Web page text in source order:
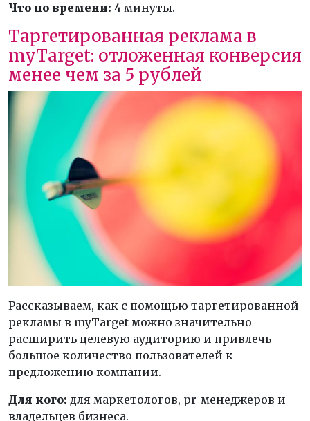
Что по времени: 4 минуты.
Таргетированная реклама в
myTarget: отложенная конверсия
менее чем за 5 рублей
Рассказываем, как с помощью таргетированной
рекламы в myTarget можно значительно
расширить целевую аудиторию и привлечь
большое количество пользователей к
предложению компании.
Для кого: для маркетологов, pr-менеджеров и
владельцев бизнеса.